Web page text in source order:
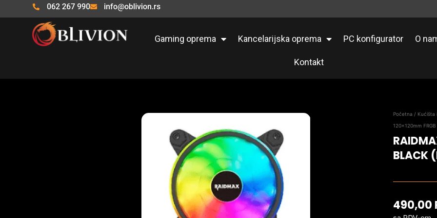
na
062 267 990 info@oblivion.rs
Gaming oprema Kancelarijska oprema PC konfigurator O
Kontakt
Početna / Kućišta
120x120mm
BLACK
490,00